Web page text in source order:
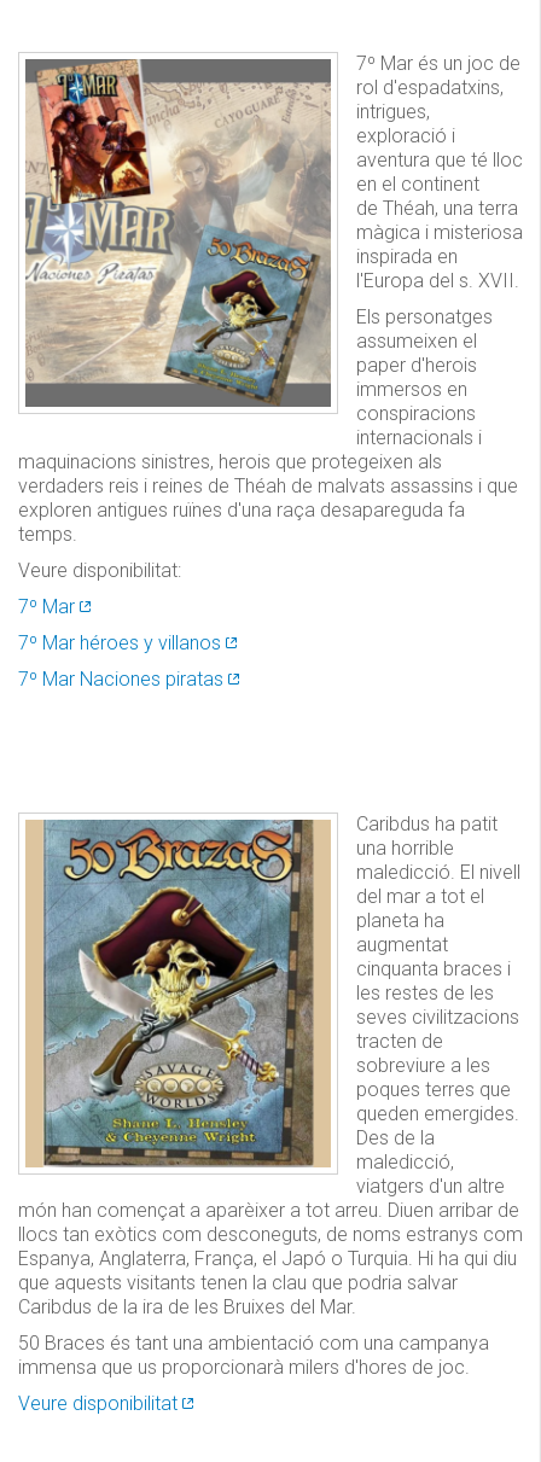
7º Mar és un joc de
rol d'espadatxins,
intrigues,
exploració i
aventura que té lloc
en el continent
de Théah, una terra
màgica i misteriosa
inspirada en
l'Europa del s. XVII.
Els personatges
assumeixen el
paper d'herois
immersos en
conspiracions
internacionals i
maquinacions sinistres, herois que protegeixen als
verdaders reis i reines de Théah de malvats assassins i que
exploren antigues ruïnes d'una raça desapareguda fa
temps.
Veure disponibilitat:
7º Mar
7º Mar héroes y villanos
7º Mar Naciones piratas
Caribdus ha patit
una horrible
maledicció. El nivell
del mar a tot el
planeta ha
augmentat
cinquanta braces i
les restes de les
seves civilitzacions
tracten de
sobreviure a les
poques terres que
queden emergides.
Des de la
maledicció,
viatgers d'un altre
món han començat a aparèixer a tot arreu. Diuen arribar de
llocs tan exòtics com desconeguts, de noms estranys com
Espanya, Anglaterra, França, el Japó o Turquia. Hi ha qui diu
que aquests visitants tenen la clau que podria salvar
Caribdus de la ira de les Bruixes del Mar.
50 Braces és tant una ambientació com una campanya
immensa que us proporcionarà milers d'hores de joc.
Veure disponibilitat